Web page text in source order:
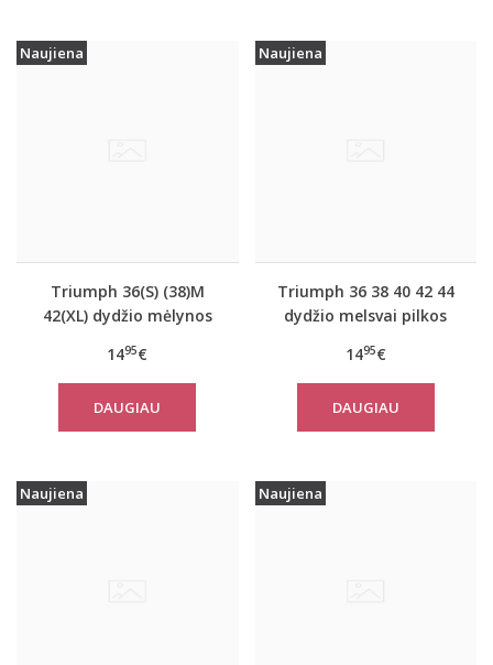
Naujiena
Triumph 36(S) (38)M
42(XL) dydžio mėlynos
medvilninė miego
palaidinė Mix Match
TOP SSL 01 X
1495€
DAUGIAU
Naujiena
Triumph 36 38 40 42 44
dydžio melsvai pilkos
medvilninė miego
palaidinė Mix Match LSL
TOP Buttons
1495€
DAUGIAU
Naujiena Naujiena